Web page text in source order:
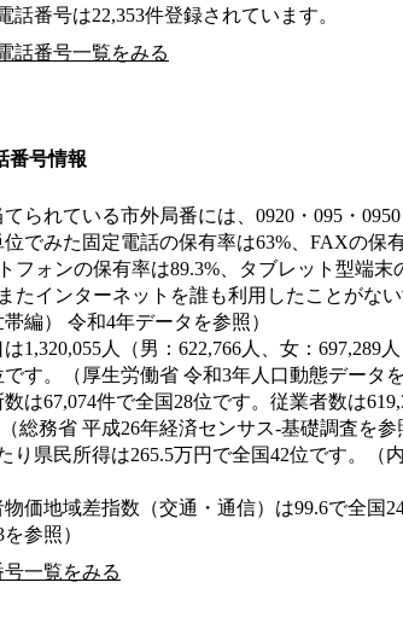
話番号は22,353件登録されています。
話番号一覧をみる
番号情報
られている市外局番には、0920・095・0950
でみた固定電話の保有率は63%、FAXの保
フォンの保有率は89.3%、タブレット型端
たインターネットを誰も利用したことがな
編） 令和4年データを参照）
1,320,055人（男：622,766人、女：697,289
す。（厚生労働省 令和3年人口動態データを
は67,074件で全国28位です。従業者数は
総務省 平成26年経済センサス‐基礎調査を参
り県民所得は265.5万円で全国42位です。（
価地域差指数（交通・通信）は99.6で全国
参照）
一覧をみる